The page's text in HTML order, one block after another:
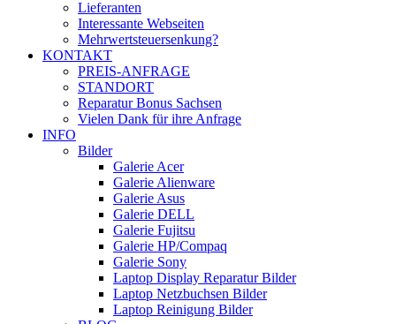
Lieferanten
Interessante Webseiten
Mehrwertsteuersenkung?
KONTAKT
PREIS-ANFRAGE
STANDORT
Reparatur Bonus Sachsen
Vielen Dank für ihre Anfrage
INFO
Bilder
Galerie Acer
Galerie Alienware
Galerie Asus
Galerie DELL
Galerie Fujitsu
Galerie HP/Compaq
Galerie Sony
Laptop Display Reparatur Bilder
Laptop Netzbuchsen Bilder
Laptop Reinigung Bilder